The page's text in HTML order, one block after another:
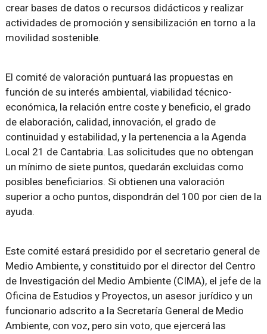
crear bases de datos o recursos didácticos y realizar
actividades de promoción y sensibilización en torno a la
movilidad sostenible.
El comité de valoración puntuará las propuestas en
función de su interés ambiental, viabilidad técnico-
económica, la relación entre coste y beneficio, el grado
de elaboración, calidad, innovación, el grado de
continuidad y estabilidad, y la pertenencia a la Agenda
Local 21 de Cantabria. Las solicitudes que no obtengan
un mínimo de siete puntos, quedarán excluidas como
posibles beneficiarios. Si obtienen una valoración
superior a ocho puntos, dispondrán del 100 por cien de la
ayuda.
Este comité estará presidido por el secretario general de
Medio Ambiente, y constituido por el director del Centro
de Investigación del Medio Ambiente (CIMA), el jefe de la
Oficina de Estudios y Proyectos, un asesor jurídico y un
funcionario adscrito a la Secretaría General de Medio
Ambiente, con voz, pero sin voto, que ejercerá las